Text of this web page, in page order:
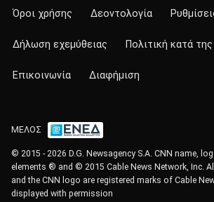
Όροι χρήσης Δεοντολογία
Δήλωση εχεμύθειας Πολιτική κατά
Επικοινωνία Διαφήμιση
ΜΕΛΟΣ
© 2015 - 2026 D.G. Newsagency S.A. CNN name,
elements ® and © 2015 Cable News Network, Inc.
and the CNN logo are registered marks of Cable
displayed with permission